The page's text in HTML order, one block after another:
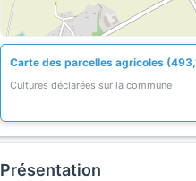
Carte des parcelles agricoles
Cultures déclarées sur la commune
Présentation